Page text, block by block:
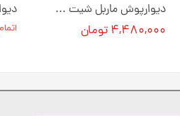
دیوارپوش ماربل شیت کد AZ90526-A [انبار تهران]
۴,۴۸۰,۰۰۰ تومان